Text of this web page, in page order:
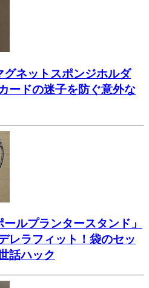
グネットスポンジホルダ
ードの迷子を防ぐ意外な
ールプランタースタンド」
レラフィット！袋のセッ
話ハック